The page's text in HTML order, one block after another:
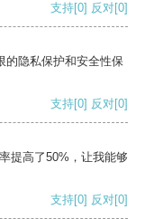
支持[0] 反对[0]
的隐私保护和安全性保
支持[0] 反对[0]
提高了50%，让我能够
支持[0] 反对[0]